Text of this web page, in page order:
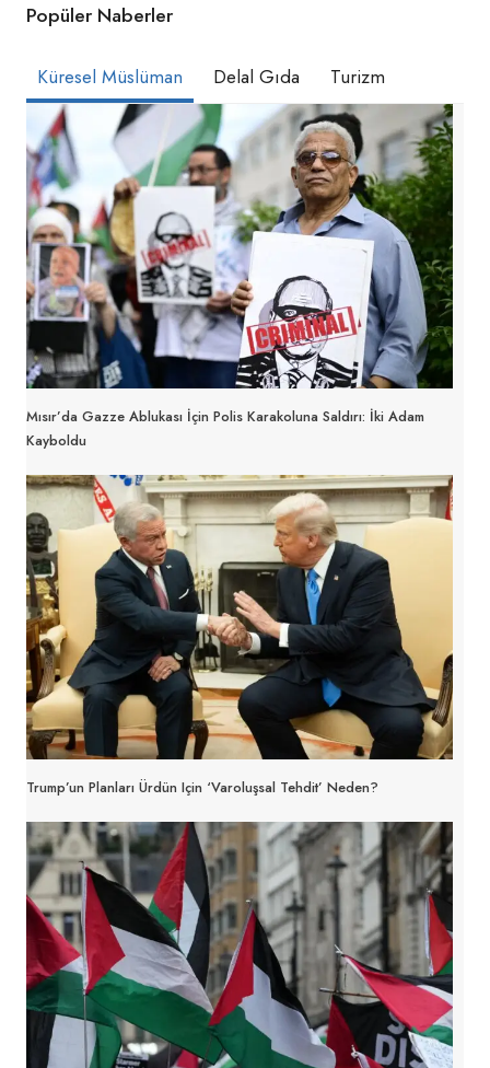
Popüler Naberler
Küresel Müslüman Delal Gıda Turizm
Mısır’da Gazze Ablukası İçin Polis Karakoluna Saldırı: İki Adam
Kayboldu
Trump’un Planları Ürdün Için ‘Varoluşsal Tehdit’ Neden?